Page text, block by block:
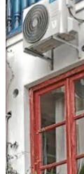
положительные,
каждом уголке,
подарок в виде
ещё